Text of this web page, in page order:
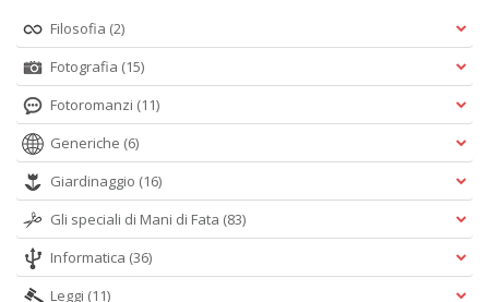
Filosofia (2)
Fotografia (15)
Fotoromanzi (11)
Generiche (6)
Giardinaggio (16)
Gli speciali di Mani di Fata (83)
Informatica (36)
Leggi (11)